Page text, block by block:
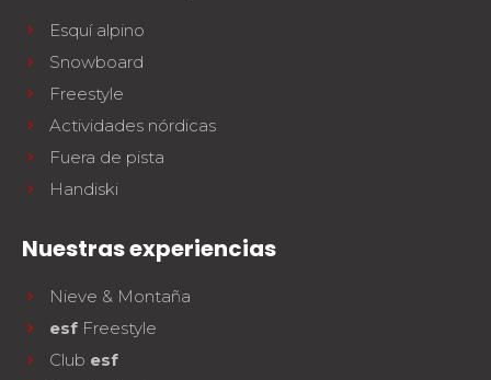
Esquí alpino
Snowboard
Freestyle
Actividades nórdicas
Fuera de pista
Handiski
Nuestras experiencias
Nieve & Montaña
esf Freestyle
Club esf